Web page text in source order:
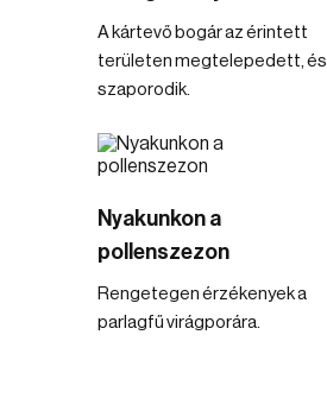
A kártevő bogár az érintett
területen megtelepedett, és
szaporodik.
Nyakunkon a
pollenszezon
Rengetegen érzékenyek a
parlagfű virágporára.